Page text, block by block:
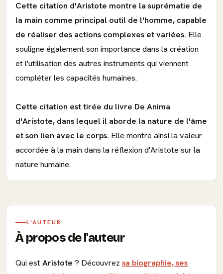
Cette citation d'Aristote montre la suprématie de
la main comme principal outil de l'homme, capable
de réaliser des actions complexes et variées. Elle
souligne également son importance dans la création
et l'utilisation des autres instruments qui viennent
compléter les capacités humaines.
Cette citation est tirée du livre De Anima
d'Aristote, dans lequel il aborde la nature de l'âme
et son lien avec le corps. Elle montre ainsi la valeur
accordée à la main dans la réflexion d'Aristote sur la
nature humaine.
L'AUTEUR
À propos de l'auteur
Qui estAristote ? Découvrez sa biographie, ses